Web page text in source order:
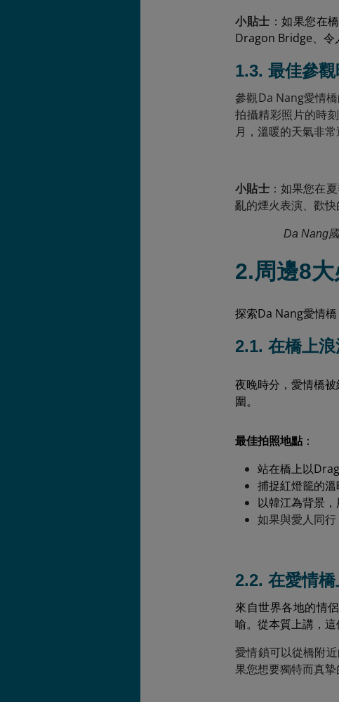
小貼士 ：如果您在
Dragon Bridge、令
1.3. 最佳參觀
參觀Da Nang愛情
拍攝精彩照片的時
月，溫暖的天氣非
小貼士：如果您在
亂的煙火表演、歡快
Da Nang
2.周邊8
探索Da Nang愛情
2.1. 在橋上
夜晚時分，愛情橋
圍。
最佳拍照地點 ：
站在橋上以
捕捉紅燈籠的
以韓江為背景
如果與愛人同
2.2. 在愛情
來自世界各地的情
喻。從本質上講，
愛情鎖可以從橋附
果您想要獨特而真摯